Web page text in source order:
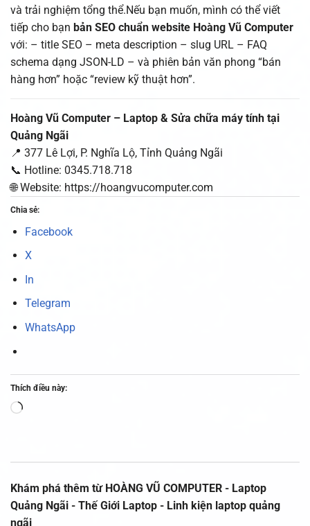
và trải nghiệm tổng thể.Nếu bạn muốn, mình có thể viết
tiếp cho bạn bản SEO chuẩn website Hoàng Vũ Computer
với: – title SEO – meta description – slug URL – FAQ
schema dạng JSON-LD – và phiên bản văn phong “bán
hàng hơn” hoặc “review kỹ thuật hơn”.
Hoàng Vũ Computer – Laptop & Sửa chữa máy tính tại
Quảng Ngãi
📍 377 Lê Lợi, P. Nghĩa Lộ, Tỉnh Quảng Ngãi
📞 Hotline: 0345.718.718
🌐 Website: https://hoangvucomputer.com
Chia sẻ:
Facebook
X
In
Telegram
WhatsApp
Thích điều này:
Đang
Khám phá thêm từ HOÀNG VŨ COMPUTER - Laptop
Quảng Ngãi - Thế Giới Laptop - Linh kiện laptop quảng
ngãi